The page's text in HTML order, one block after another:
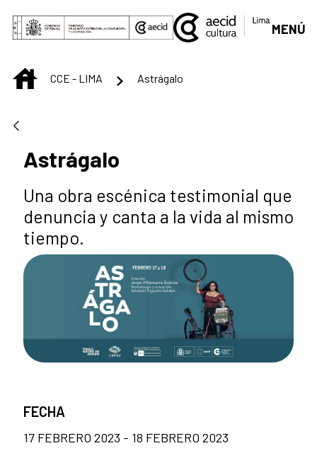
Saltar al contenido principal
MENÚ
INICIOCCE - LIMA Astrágalo
Astrágalo
Una obra escénica testimonial que
denuncia y canta a la vida al mismo
tiempo.
FECHA
17 FEBRERO 2023 - 18 FEBRERO 2023